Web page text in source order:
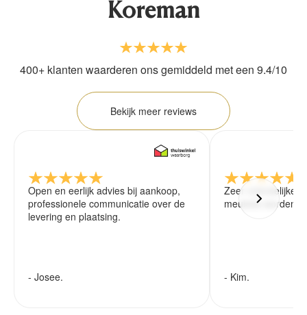
Koreman
400+ klanten waarderen ons gemiddeld met een 9.4/10
Bekijk meer reviews
Open en eerlijk advies bij aankoop,
professionele communicatie over de
levering en plaatsing.
- Josee.
Zeer vriendelijke
meubels worden
- Kim.